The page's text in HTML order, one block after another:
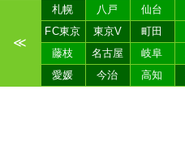
≪
札幌 八戸 仙台
FC東京
東京V 町田
藤枝
名古屋 岐阜
愛媛
今治 高知